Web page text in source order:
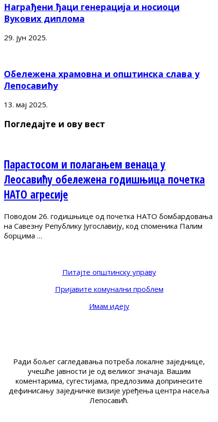
Награђени ђаци генерација и носиоци
Вукових диплома
29. јун 2025.
Обележена храмовна и општинска слава у
Лепосавићу
13. мај 2025.
Погледајте и ову вест
Парастосом и полагањем венаца у
Леосавићу обележена годишњица почетка
НАТО агресије
Поводом 26. годишњице од почетка НАТО бомбардовања
на Савезну Републику Југославију, код споменика Палим
борцима …
Питајте општинску управу
Пријавите комунални проблем
Имам идеју
Ради бољег сагледавања потреба локалне заједнице,
учешће јавности је од великог значаја. Вашим
коментарима, сугестијама, предлозима допринесите
дефинисању заједничке визије уређења центра насеља
Лепосавић.